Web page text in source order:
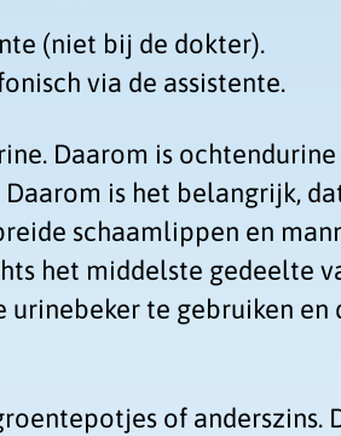
(niet bij de dokter).
via de assistente.
Daarom is
is het belangrijk,
schaamlippen en
het middelste gedeelte
te gebruiken en
of anderszins.